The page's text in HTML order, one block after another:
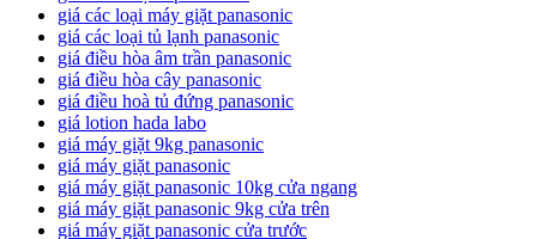
giá các loại máy giặt panasonic
giá các loại tủ lạnh panasonic
giá điều hòa âm trần panasonic
giá điều hòa cây panasonic
giá điều hoà tủ đứng panasonic
giá lotion hada labo
giá máy giặt 9kg panasonic
giá máy giặt panasonic
giá máy giặt panasonic 10kg cửa ngang
giá máy giặt panasonic 9kg cửa trên
giá máy giặt panasonic cửa trước